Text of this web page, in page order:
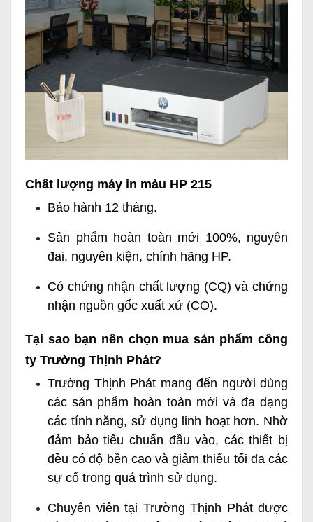
Chất lượng máy in màu HP 215
Bảo hành 12 tháng.
Sản phẩm hoàn toàn mới 100%, nguyên
đai, nguyên kiện, chính hãng HP.
Có chứng nhận chất lượng (CQ) và chứng
nhận nguồn gốc xuất xứ (CO).
Tại sao bạn nên chọn mua sản phẩm công
ty Trường Thịnh Phát?
Trường Thịnh Phát mang đến người dùng
các sản phẩm hoàn toàn mới và đa dạng
các tính năng, sử dụng linh hoạt hơn. Nhờ
đảm bảo tiêu chuẩn đầu vào, các thiết bị
đều có độ bền cao và giảm thiểu tối đa các
sự cố trong quá trình sử dụng.
Chuyên viên tại Trường Thịnh Phát được